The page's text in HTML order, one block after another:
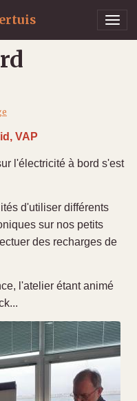
VAP
l'électricité à bord s'est
d'utiliser différents
sur nos petits
des recharges de
l'atelier étant animé